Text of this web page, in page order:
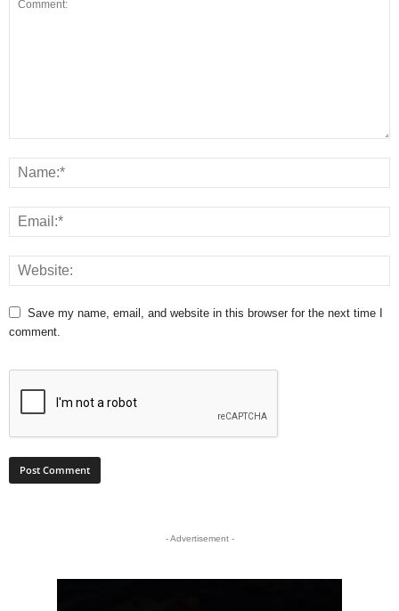
Save my name, email, and website in this browser for the next time I
comment.
- Advertisement -